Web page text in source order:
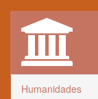
Humanidades